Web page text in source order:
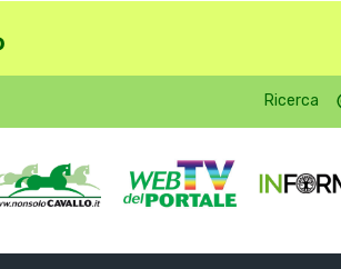
Ricerca